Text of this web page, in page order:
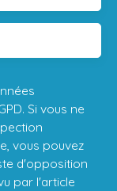
Si vous ne
vous pouvez
d'opposition
par l'article